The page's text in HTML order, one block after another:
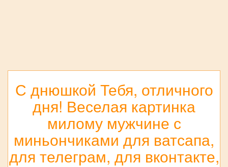
С днюшкой Тебя, отличного
дня! Веселая картинка
милому мужчине с
миньончиками для ватсапа,
для телеграм, для вконтакте,